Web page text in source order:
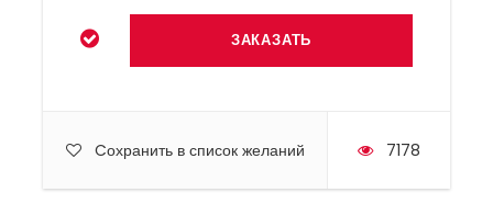
Cохранить в список желаний 7178